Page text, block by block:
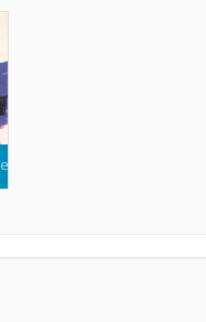
Ispirescu (Colectia Abc ul